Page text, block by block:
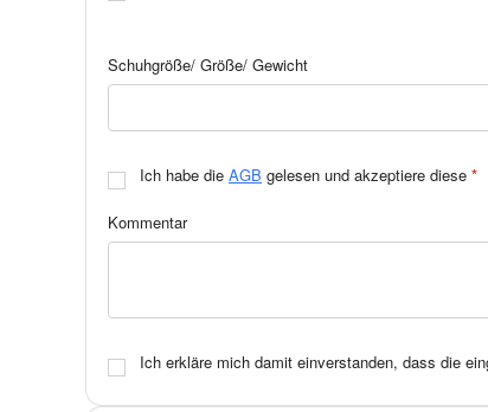
Schuhgröße/ Größe/ Gewicht
Ich habe die AGB gelesen und akzeptiere diese *
Kommentar
Ich erkläre mich damit einverstanden, dass die